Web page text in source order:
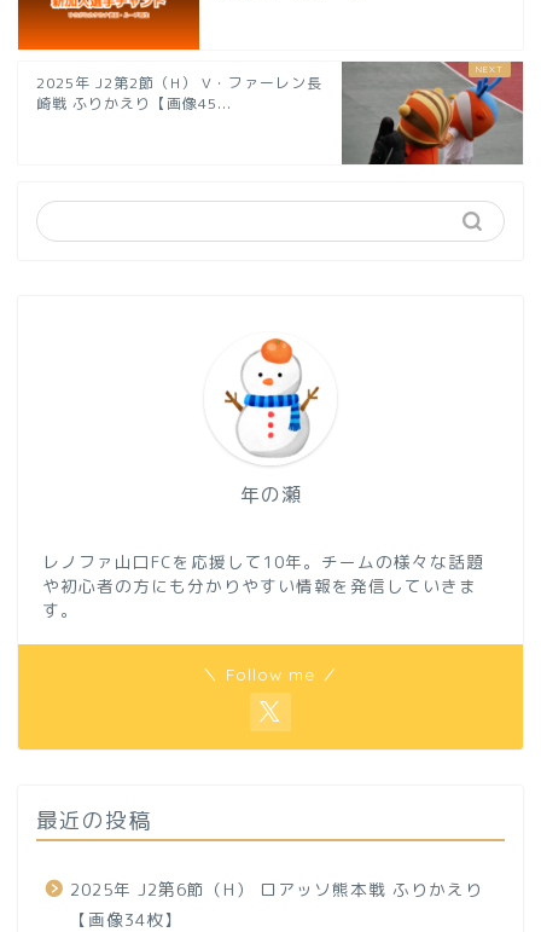
2025年 J2第2節（H） V・ファーレン長
崎戦 ふりかえり【画像45...
年の瀬
レノファ山口FCを応援して10年。チームの様々な話題
や初心者の方にも分かりやすい情報を発信していきま
す。
＼ Follow me ／
最近の投稿
2025年 J2第6節（H） ロアッソ熊本戦 ふりかえり
【画像34枚】